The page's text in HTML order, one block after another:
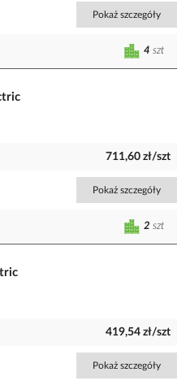
Pokaż szczegóły
4 szt
711,60 zł/szt
Pokaż szczegóły
2 szt
419,54 zł/szt
Pokaż szczegóły